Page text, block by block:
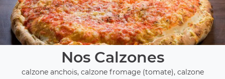
Nos Calzones
calzone anchois, calzone fromage (tomate), calzone